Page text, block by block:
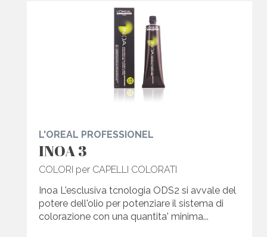
L'OREAL PROFESSIONEL
INOA 3
COLORI per CAPELLI COLORATI
Inoa L'esclusiva tcnologia ODS2 si avvale del
potere dell'olio per potenziare il sistema di
colorazione con una quantita' minima...